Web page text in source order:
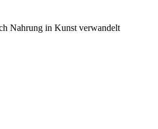
Nahrung in Kunst verwandelt